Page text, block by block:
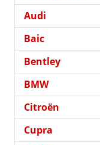
Audi
Baic
Bentley
BMW
Citroën
Cupra